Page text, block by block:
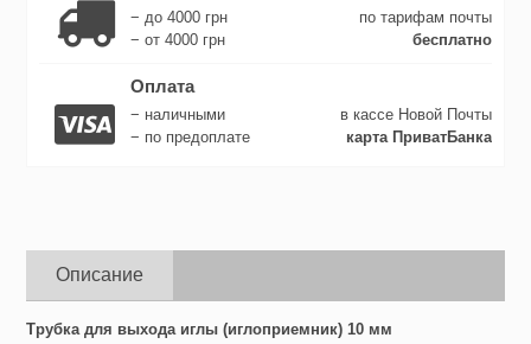
− до 4000 грн
по тарифам почты
− от 4000 грн
бесплатно
Оплата
− наличными
в кассе Новой Почты
− по предоплате
карта ПриватБанка
Описание
Трубка для выхода иглы (иглоприемник) 10 мм